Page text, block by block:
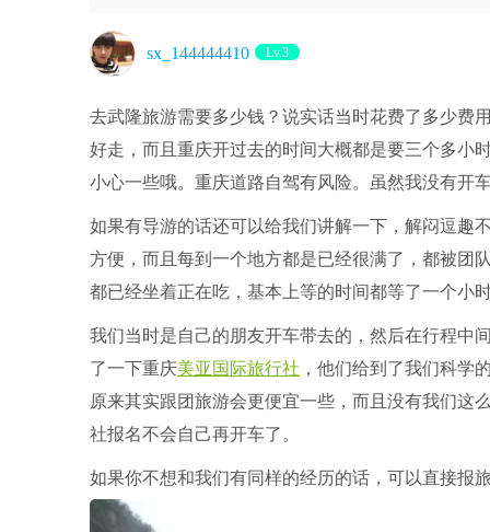
sx_144444410 Lv.3
去武隆旅游需要多少钱？说实话当时花费了多少费
好走，而且重庆开过去的时间大概都是要三个多小
小心一些哦。重庆道路自驾有风险。虽然我没有开
如果有导游的话还可以给我们讲解一下，解闷逗趣
方便，而且每到一个地方都是已经很满了，都被团
都已经坐着正在吃，基本上等的时间都等了一个小
我们当时是自己的朋友开车带去的，然后在行程中
了一下重庆美亚国际旅行社 ，他们给到了我们科学
原来其实跟团旅游会更便宜一些，而且没有我们这
社报名不会自己再开车了。
如果你不想和我们有同样的经历的话，可以直接报